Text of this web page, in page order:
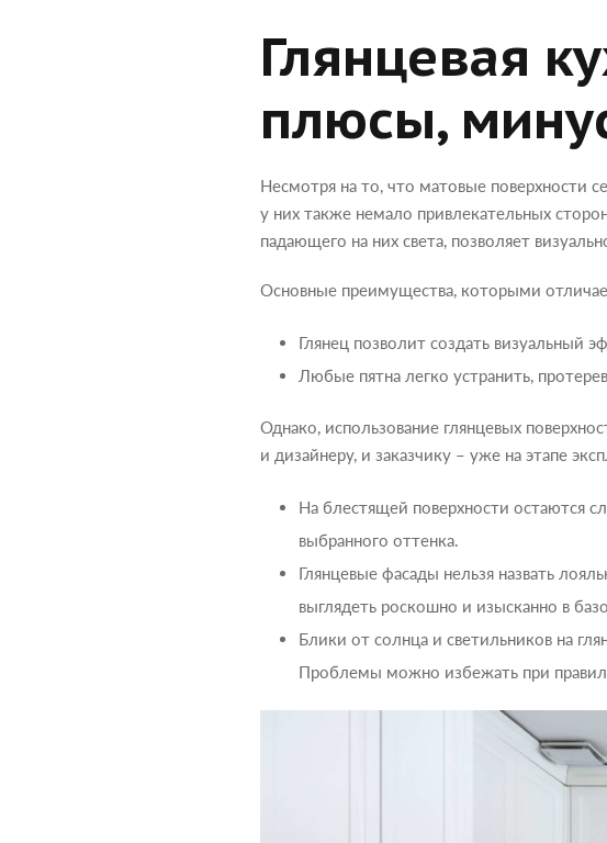
Глянцевая
плюсы,
Несмотря на то, что матовые поверхности
у них также немало привлекательных
падающего на них света, позволяет
Основные преимущества, которыми
Глянец позволит создать визуальный
Любые пятна легко устранить,
Однако, использование глянцевых
и дизайнеру, и заказчику – уже на этапе
На блестящей поверхности остаются
выбранного оттенка.
Глянцевые фасады нельзя назвать
выглядеть роскошно и изысканно в
Блики от солнца и светильников на
Проблемы можно избежать при